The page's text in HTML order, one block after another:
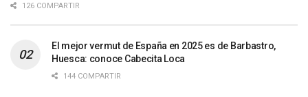
126 COMPARTIR
El mejor vermut de España en 2025 es de Barbastro,
Huesca: conoce Cabecita Loca
144 COMPARTIR